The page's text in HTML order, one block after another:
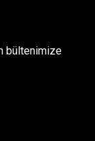
bültenimize